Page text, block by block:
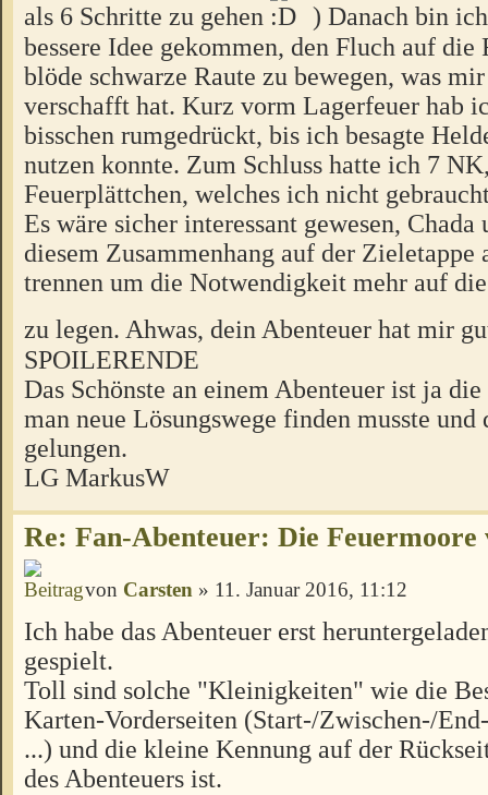
als 6 Schritte zu gehen
) Danach bin
bessere Idee gekommen, den Fluch auf die
blöde schwarze Raute zu bewegen, was
verschafft hat. Kurz vorm Lagerfeuer hab
bisschen rumgedrückt, bis ich besagte
nutzen konnte. Zum Schluss hatte ich 7
Feuerplättchen, welches ich nicht
Es wäre sicher interessant gewesen,
diesem Zusammenhang auf der Zieletappe
trennen um die Notwendigkeit mehr auf
zu legen. Ahwas, dein Abenteuer hat mir
SPOILERENDE
Das Schönste an einem Abenteuer ist ja die
man neue Lösungswege finden musste und
gelungen.
LG MarkusW
Re: Fan-Abenteuer: Die
von Carsten » 11. Januar 2016, 11:12
Ich habe das Abenteuer erst
gespielt.
Toll sind solche "Kleinigkeiten" wie die
Karten-Vorderseiten (Start-/Zwischen-/
...) und die kleine Kennung auf der
des Abenteuers ist.